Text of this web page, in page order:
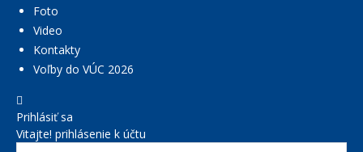
Foto
Video
Kontakty
Voľby do VÚC 2026
Prihlásiť sa
Vitajte! prihlásenie k účtu